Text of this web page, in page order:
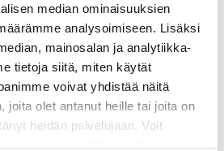
median ominaisuuksien
analysoimiseen. Lisäksi
mainosalan ja analytiikka-
tietoja siitä, miten käytät
voivat yhdistää näitä
joita olet antanut heille tai joita on
heidän palvelujaan. Voit
hyväksyntää sivuston